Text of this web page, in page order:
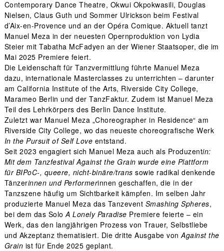
Contemporary Dance Theatre, Okwui Okpokwasili, Douglas
Nielsen, Claus Guth und Sommer Ulrickson beim Festival
d’Aix-en-Provence und an der Opéra Comique. Aktuell tanzt
Manuel Meza in der neuesten Opernproduktion von Lydia
Steier mit Tabatha McFadyen an der Wiener Staatsoper, die im
Mai 2025 Premiere feiert.
Die Leidenschaft für Tanzvermittlung führte Manuel Meza
dazu, internationale Masterclasses zu unterrichten – darunter
am California Institute of the Arts, Riverside City College,
Marameo Berlin und der TanzFaktur. Zudem ist Manuel Meza
Teil des Lehrkörpers des Berlin Dance Institute.
Zuletzt war Manuel Meza „Choreographer in Residence“ am
Riverside City College, wo das neueste choreografische Werk
In the Pursuit of Self Love entstand.
Seit 2023 engagiert sich Manuel Meza auch als Produzentin:
Mit dem Tanzfestival Against the Grain wurde eine Plattform
für BIPoC-, queere, nicht-binäre/trans sowie radikal denkende
Tänzerinnen und Performerinnen geschaffen, die in der
Tanzszene häufig um Sichtbarkeit kämpfen. Im selben Jahr
produzierte Manuel Meza das Tanzevent Smashing Spheres,
bei dem das SoloA Lonely Paradise Premiere feierte – ein
Werk, das den langjährigen Prozess von Trauer, Selbstliebe
und Akzeptanz thematisiert. Die dritte Ausgabe vonAgainst the
Grain ist für Ende 2025 geplant.